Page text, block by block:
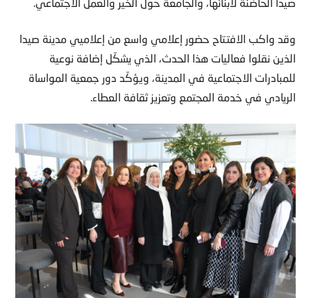
وقد واكب الافتتاح حضور إعلامي واسع من إعلاميي مدينة صيدا
الذين نقلوا فعاليات هذا الحدث، الذي يشكّل إضافة نوعية
للمبادرات الاجتماعية في المدينة، ويؤكّد دور جمعية المواساة
الريادي في خدمة المجتمع وتعزيز ثقافة العطاء.